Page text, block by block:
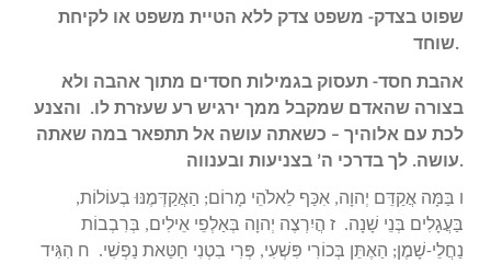
שפוט בצדק- משפט צדק ללא הטיית משפט או לקיחת
שוחד.
אהבת חסד- תעסוק בגמילות חסדים מתוך אהבה ולא
בצורה שהאדם שמקבל ממך ירגיש רע שעזרת לו. והצנע
לכת עם אלוהיך – כשאתה עושה אל תתפאר במה שאתה
עושה. לך בדרכי ה’ בצניעות ובענווה.
ו בַּמָּה אֲקַדֵּם יְהוָה, אִכַּף לֵאלֹהֵי מָרוֹם; הַאֲקַדְּמֶנּוּ בְעוֹלוֹת,
בַּעֲגָלִים בְּנֵי שָׁנָה. ז הֲיִרְצֶה יְהוָה בְּאַלְפֵי אֵילִים, בְּרִבְבוֹת
נַחֲלֵי-שָׁמֶן; הַאֶתֵּן בְּכוֹרִי פִּשְׁעִי, פְּרִי בִטְנִי חַטַּאת נַפְשִׁי. ח הִגִּיד